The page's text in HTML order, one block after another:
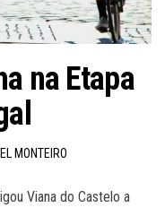
na Etapa
MONTEIRO
Viana do Castelo a